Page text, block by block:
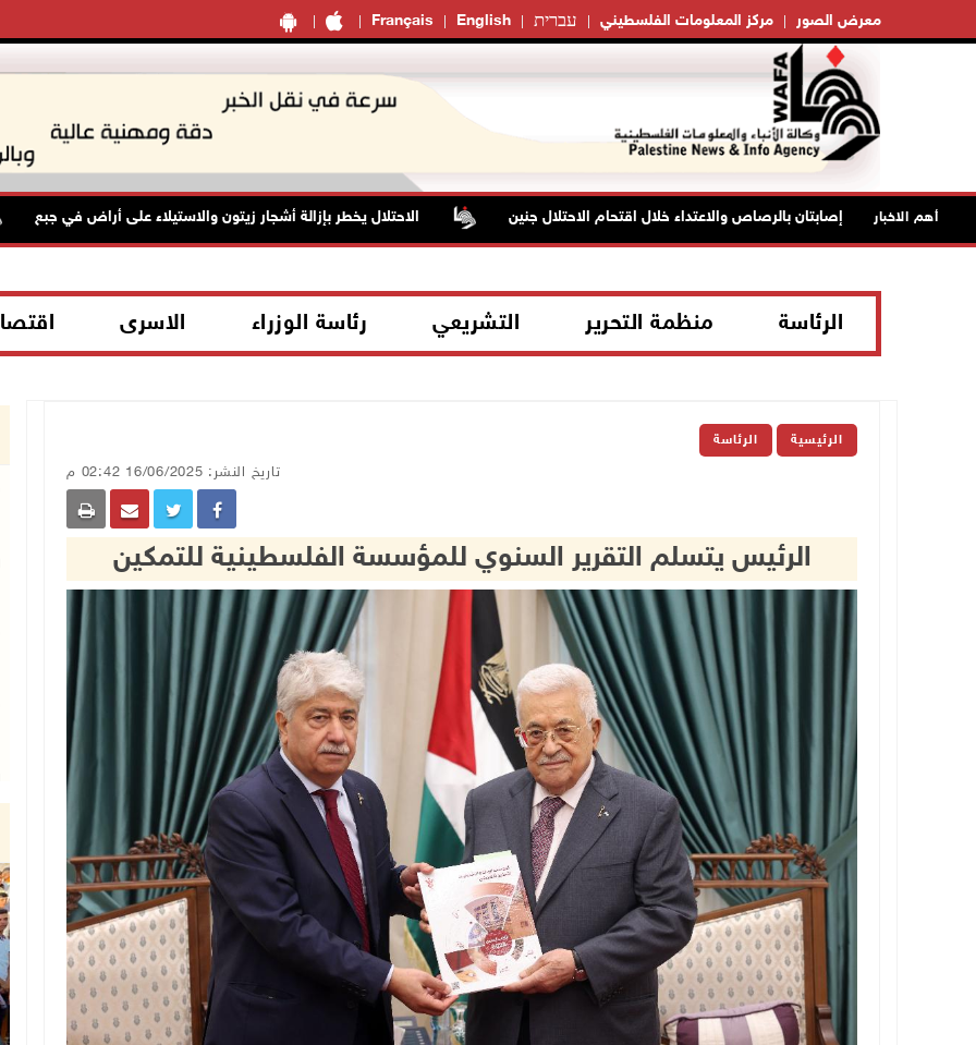
Français English עברית مركز المعلومات الفلسطيني معرض الصور
أهم الاخبارإصابتان بالرصاص والاعتداء خلال اقتحام الاحتلال جنين الاحتلال يخطر بإزالة أشجار زيتون والاستيلاء على أراض في جبع
الرئاسة منظمة التحرير التشريعي رئاسة الوزراء الاسرى
الرئيسية الرئاسة
تاريخ النشر: 16/06/2025 02:42 م
الرئيس يتسلم التقرير السنوي للمؤسسة الفلسطينية للتمكين